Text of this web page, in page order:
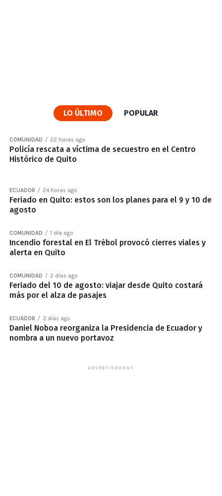
LO ÚLTIMO POPULAR
COMUNIDAD 22 horas ago
Policía rescata a víctima de secuestro en el Centro
Histórico de Quito
ECUADOR 24 horas ago
Feriado en Quito: estos son los planes para el 9 y 10 de
agosto
COMUNIDAD 1 día ago
Incendio forestal en El Trébol provocó cierres viales y
alerta en Quito
COMUNIDAD 2 días ago
Feriado del 10 de agosto: viajar desde Quito costará
más por el alza de pasajes
ECUADOR 3 días ago
Daniel Noboa reorganiza la Presidencia de Ecuador y
nombra a un nuevo portavoz
ADVERTISEMENT